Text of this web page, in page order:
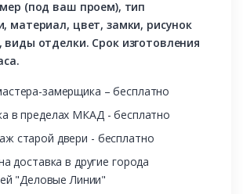
(под ваш проем), тип
материал, цвет, замки, рисунок
виды отделки. Срок изготовления
замерщика – бесплатно
в пределах МКАД - бесплатно
старой двери - бесплатно
доставка в другие города
"Деловые Линии"